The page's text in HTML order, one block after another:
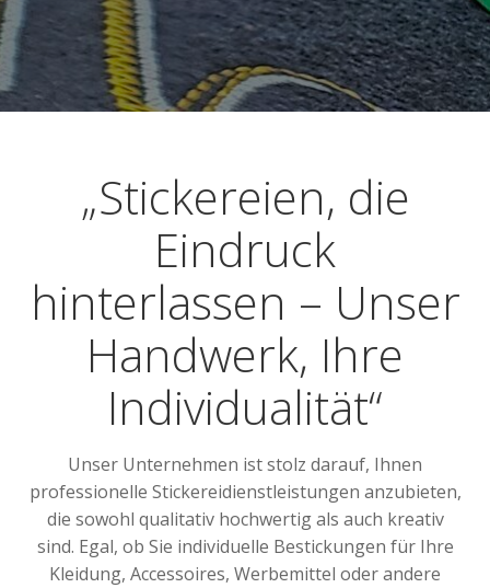
„Stickereien, die
Eindruck
hinterlassen – Unser
Handwerk, Ihre
Individualität“
Unser Unternehmen ist stolz darauf, Ihnen
professionelle Stickereidienstleistungen anzubieten,
die sowohl qualitativ hochwertig als auch kreativ
sind. Egal, ob Sie individuelle Bestickungen für Ihre
Kleidung, Accessoires, Werbemittel oder andere